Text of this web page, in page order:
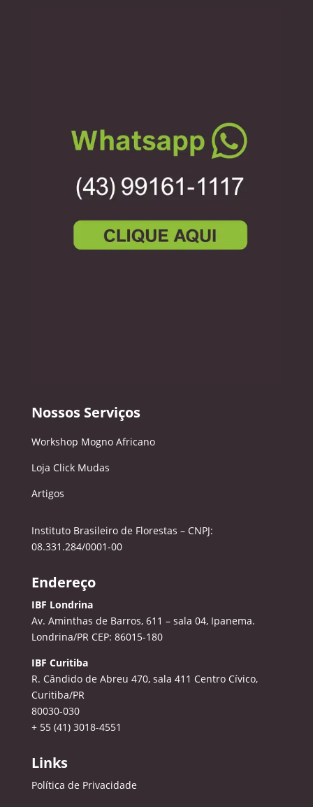
Nossos Serviços
Workshop Mogno Africano
Loja Click Mudas
Artigos
Instituto Brasileiro de Florestas – CNPJ:
08.331.284/0001-00
Endereço
IBF Londrina
Av. Aminthas de Barros, 611 – sala 04, Ipanema.
Londrina/PR CEP: 86015-180
IBF Curitiba
R. Cândido de Abreu 470, sala 411 Centro Cívico,
Curitiba/PR
80030-030
+ 55 (41) 3018-4551
Links
Política de Privacidade